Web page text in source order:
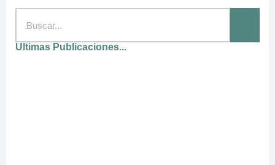
Ultimas Publicaciones...